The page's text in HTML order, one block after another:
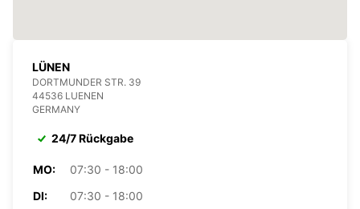
LÜNEN
DORTMUNDER STR. 39
44536 LUENEN
GERMANY
24/7 Rückgabe
MO:
07:30 - 18:00
DI:
07:30 - 18:00